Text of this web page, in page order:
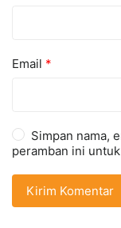
Email *
Simpan nama,
peramban ini